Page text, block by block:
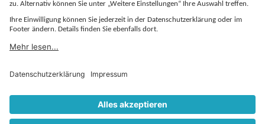
COOKIE-EINSTELLUNGEN
AGB
VERHALTENSKODEX